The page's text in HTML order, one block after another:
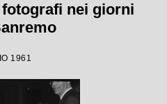
nei giorni
1961